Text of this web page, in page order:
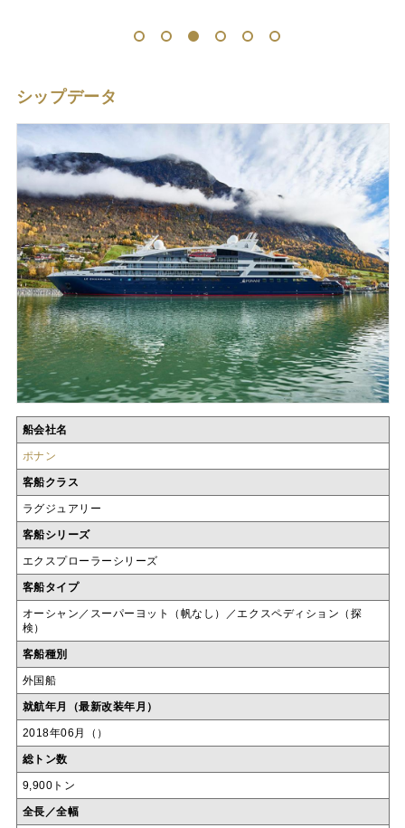
1 2 3 4 5 6
シップデータ
船会社名
ポナン
客船クラス
ラグジュアリー
客船シリーズ
エクスプローラーシリーズ
客船タイプ
オーシャン／スーパーヨット（帆なし）／エクスペディション（探
検）
客船種別
外国船
就航年月（最新改装年月）
2018年06月（）
総トン数
9,900トン
全長／全幅